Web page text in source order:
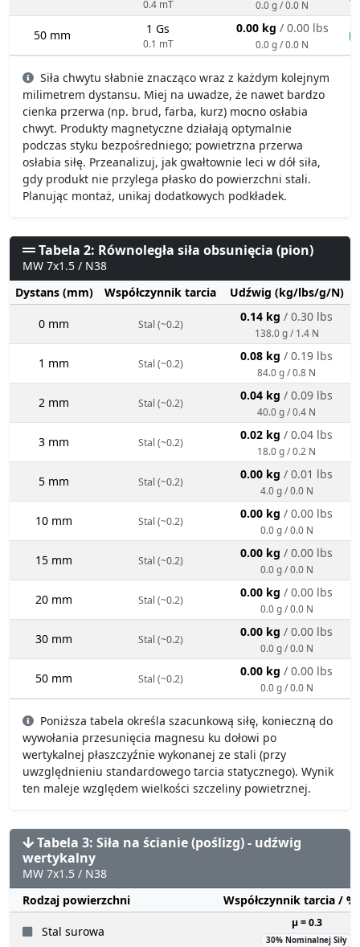
0.4 mT 0.0 g / 0.0 N
50 mm 1 Gs
0.1 mT
0.00 kg / 0.00 lbs
0.0 g / 0.0 N
Siła chwytu słabnie znacząco wraz z każdym kolejnym
milimetrem dystansu. Miej na uwadze, że nawet bardzo
cienka przerwa (np. brud, farba, kurz) mocno osłabia
chwyt. Produkty magnetyczne działają optymalnie
podczas styku bezpośredniego; powietrzna przerwa
osłabia siłę. Przeanalizuj, jak gwałtownie leci w dół siła,
gdy produkt nie przylega płasko do powierzchni stali.
Planując montaż, unikaj dodatkowych podkładek.
Tabela 2: Równoległa siła obsunięcia (pion)
MW 7x1.5 / N38
Dystans (mm)
Współczynnik tarcia Udźwig (kg/lbs/g/N)
0 mm Stal (~0.2)
0.14 kg / 0.30 lbs
138.0 g / 1.4 N
1 mm Stal (~0.2)
0.08 kg / 0.19 lbs
84.0 g / 0.8 N
2 mm Stal (~0.2)
0.04 kg / 0.09 lbs
40.0 g / 0.4 N
3 mm Stal (~0.2)
0.02 kg / 0.04 lbs
18.0 g / 0.2 N
5 mm Stal (~0.2)
0.00 kg / 0.01 lbs
4.0 g / 0.0 N
10 mm Stal (~0.2)
0.00 kg / 0.00 lbs
0.0 g / 0.0 N
15 mm Stal (~0.2)
0.00 kg / 0.00 lbs
0.0 g / 0.0 N
20 mm Stal (~0.2)
0.00 kg / 0.00 lbs
0.0 g / 0.0 N
30 mm Stal (~0.2)
0.00 kg / 0.00 lbs
0.0 g / 0.0 N
50 mm Stal (~0.2)
0.00 kg / 0.00 lbs
0.0 g / 0.0 N
Poniższa tabela określa szacunkową siłę, konieczną do
wywołania przesunięcia magnesu ku dołowi po
wertykalnej płaszczyźnie wykonanej ze stali (przy
uwzględnieniu standardowego tarcia statycznego). Wynik
ten maleje względem wielkości szczeliny powietrznej.
Tabela 3: Siła na ścianie (poślizg) - udźwig
wertykalny
MW 7x1.5 / N38
Rodzaj powierzchni
Współczynnik tarcia /
Stal surowa
µ = 0.3
30% Nominalnej Siły